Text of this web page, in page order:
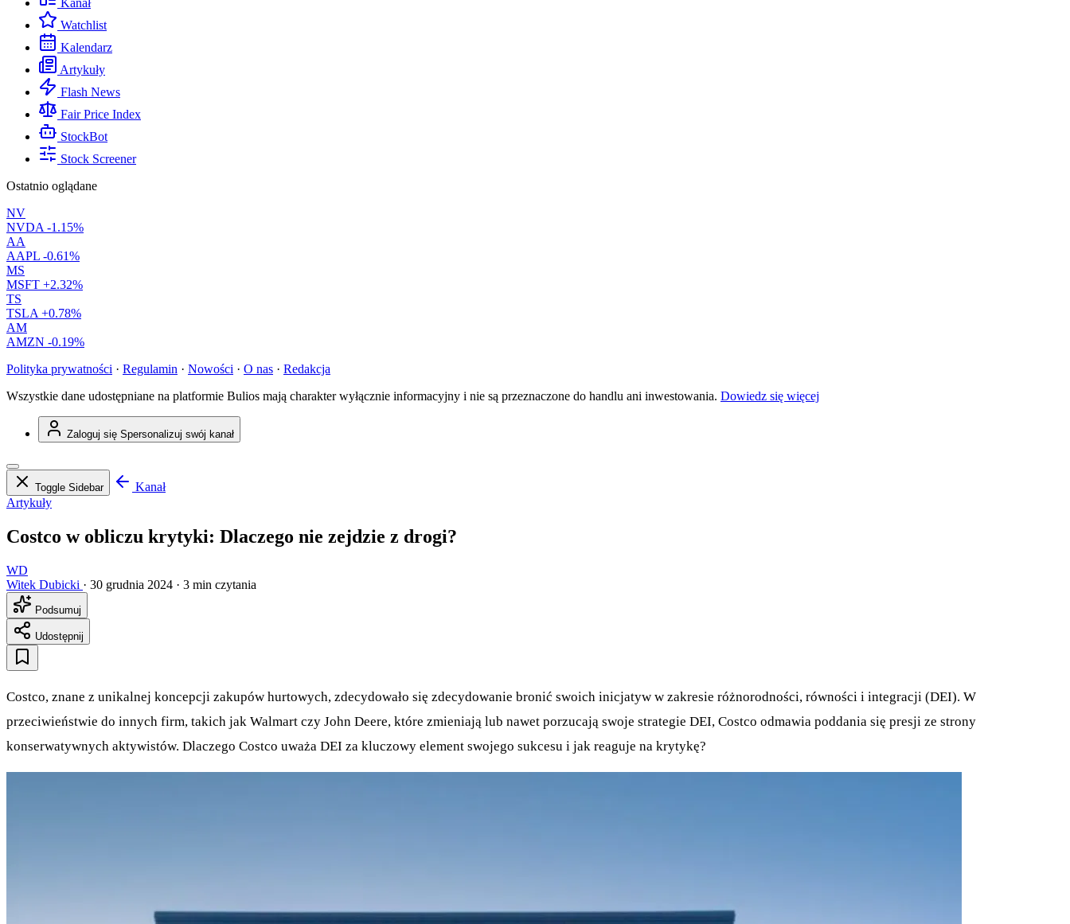
Kanał
Watchlist
Kalendarz
Artykuły
Flash News
Fair Price Index
StockBot
Stock Screener
Ostatnio oglądane
NV
NVDA -1.15%
AA
AAPL -0.61%
MS
MSFT +2.32%
TS
TSLA +0.78%
AM
AMZN -0.19%
Polityka prywatności · Regulamin · Nowości · O nas · Redakcja
Wszystkie dane udostępniane na platformie Bulios mają charakter wyłącznie informacyjny i nie są przeznaczone do handlu ani inwestowania. Dowiedz się więcej
Zaloguj się Spersonalizuj swój kanał
Toggle Sidebar
Kanał
Artykuły
Costco w obliczu krytyki: Dlaczego nie zejdzie z drogi?
WD
Witek Dubicki · 30 grudnia 2024 · 3 min czytania
Podsumuj
Udostępnij
Costco, znane z unikalnej koncepcji zakupów hurtowych, zdecydowało się zdecydowanie bronić swoich inicjatyw w zakresie różnorodności, równości i integracji (DEI). W
przeciwieństwie do innych firm, takich jak Walmart czy John Deere, które zmieniają lub nawet porzucają swoje strategie DEI, Costco odmawia poddania się presji ze strony
konserwatywnych aktywistów. Dlaczego Costco uważa DEI za kluczowy element swojego sukcesu i jak reaguje na krytykę?